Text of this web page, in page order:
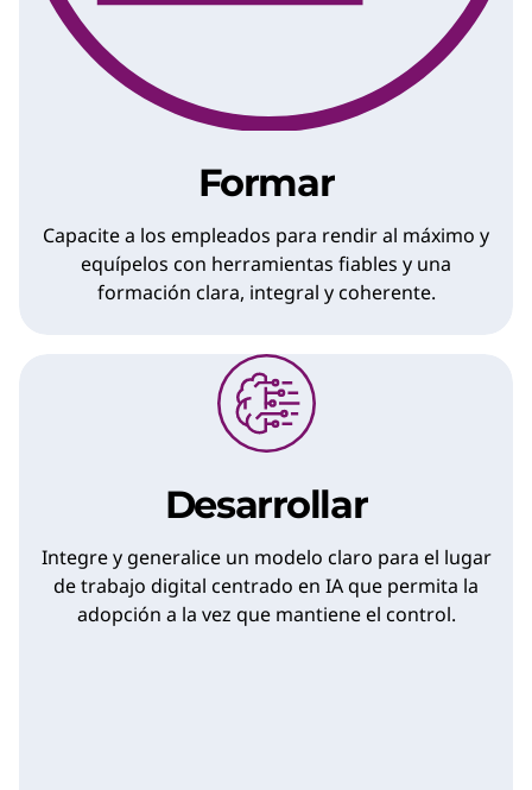
Formar
Capacite a los empleados para rendir al máximo y
equípelos con herramientas fiables y una
formación clara, integral y coherente.
Desarrollar
Integre y generalice un modelo claro para el lugar
de trabajo digital centrado en IA que permita la
adopción a la vez que mantiene el control.